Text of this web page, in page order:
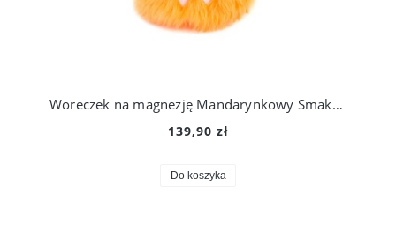
Woreczek na magnezję Mandarynkowy Smakosz
139,90 zł
Do koszyka